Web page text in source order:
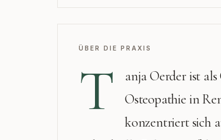
ÜBER DIE PRAXIS
T
anja Oerder ist
Osteopathie in
konzentriert sich